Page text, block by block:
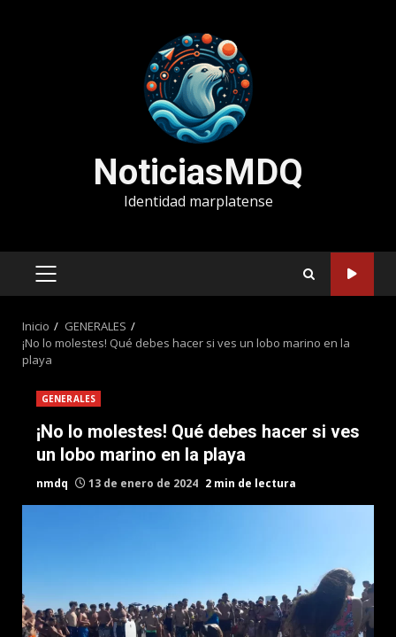
NoticiasMDQ
Identidad marplatense
MENÚ
Inicio
GENERALES
¡No lo molestes! Qué debes hacer si ves un lobo marino en la
playa
GENERALES
¡No lo molestes! Qué debes hacer si ves
un lobo marino en la playa
nmdq 13 de enero de 2024 2 min de lectura